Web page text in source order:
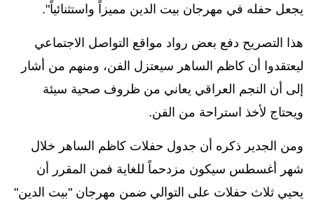
يجعل حفله في مهرجان بيت الدين مميزاً واستثنائياً".
هذا التصريح دفع بعض رواد مواقع التواصل الاجتماعي
ليعتقدوا أن كاظم الساهر سيعتزل الفن، ومنهم من أشار
إلى أن النجم العراقي يعاني من ظروف صحية سيئة
ويحتاج لأخذ استراحة من الفن.
ومن الجدير ذكره أن جدول حفلات كاظم الساهر خلال
شهر أغسطس سيكون مزدحماً للغاية فمن المقرر أن
يحيي ثلاث حفلات على التوالي ضمن مهرجان "بيت الدين"